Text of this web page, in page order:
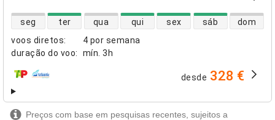
voos diretos:
4 por semana
duração do voo: mín. 3h
disponibilidade de voos diretos
seg ter qua qui sex sáb dom
companhias aéreas desde 328 €
Preços com base em pesquisas recentes, sujeitos a